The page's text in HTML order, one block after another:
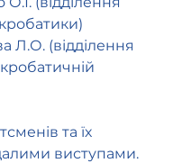
та їх
виступами.